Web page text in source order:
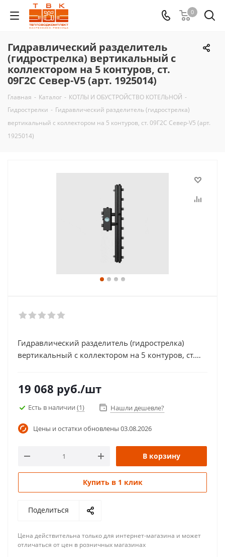
0
Гидравлический разделитель
(гидрострелка) вертикальный с
коллектором на 5 контуров, ст.
09Г2С Север-V5 (арт. 1925014)
Главная - Каталог - КОТЛЫ И ОБУСТРОЙСТВО КОТЕЛЬНОЙ -
Гидрострелки - Гидравлический разделитель (гидрострелка)
вертикальный с коллектором на 5 контуров, ст. 09Г2С Север-V5 (арт.
1925014)
Гидравлический разделитель (гидрострелка)
вертикальный с коллектором на 5 контуров, ст.
19 068 руб./шт
Есть в наличии (1) Нашли дешевле?
Цены и остатки обновлены 03.08.2026
В корзину
Купить в 1 клик
Поделиться
Цена действительна только для интернет-магазина и может
отличаться от цен в розничных магазинах